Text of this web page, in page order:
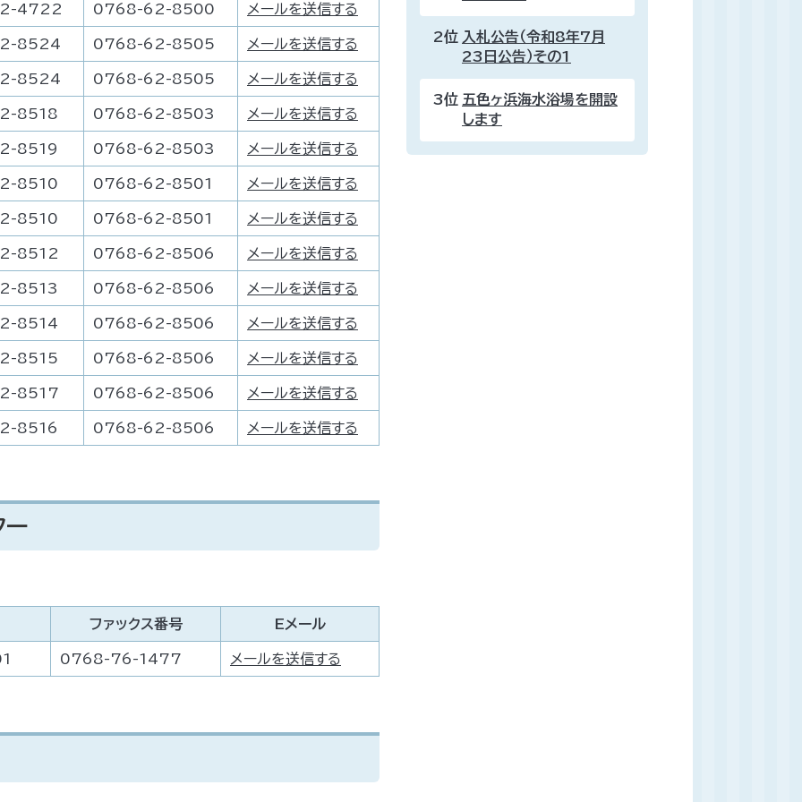
4722 0768-62-8500 メールを送信する
8524 0768-62-8505 メールを送信する
8524 0768-62-8505 メールを送信する
8518 0768-62-8503 メールを送信する
8519 0768-62-8503 メールを送信する
8510 0768-62-8501 メールを送信する
8510 0768-62-8501 メールを送信する
8512 0768-62-8506 メールを送信する
8513 0768-62-8506 メールを送信する
8514 0768-62-8506 メールを送信する
8515 0768-62-8506 メールを送信する
8517 0768-62-8506 メールを送信する
8516 0768-62-8506 メールを送信する
ー
ファックス番号 Eメール
0768-76-1477 メールを送信する
2位 入札公告（令和8年7月
23日公告）その1
3位 五色ヶ浜海水浴場を開設
します